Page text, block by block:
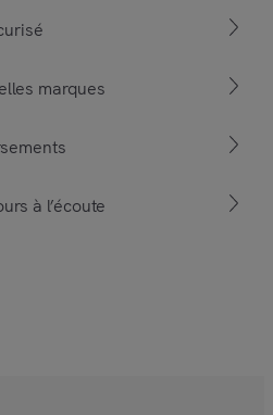
marques
à l’écoute